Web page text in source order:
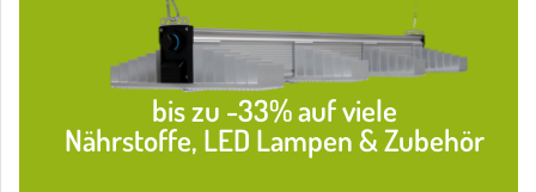
bis zu -33% auf viele
Nährstoffe, LED Lampen & Zubehör